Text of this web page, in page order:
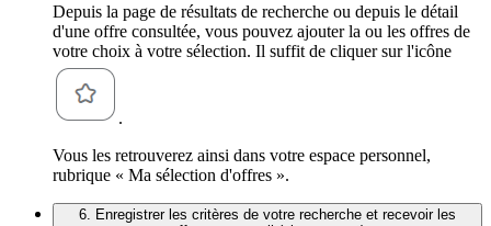
Depuis la page de résultats de recherche ou depuis le détail
d'une offre consultée, vous pouvez ajouter la ou les offres de
votre choix à votre sélection. Il suffit de cliquer sur l'icône
.
Vous les retrouverez ainsi dans votre espace personnel,
rubrique « Ma sélection d'offres ».
6. Enregistrer les critères de votre recherche et recevoir les